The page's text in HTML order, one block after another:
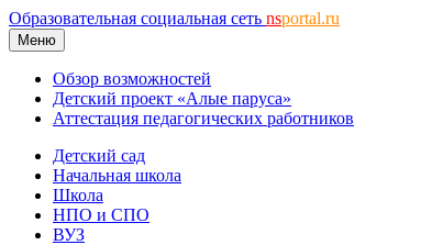
Образовательная социальная сеть nsportal.ru
Меню
Обзор возможностей
Детский проект «Алые паруса»
Аттестация педагогических работников
Детский сад
Начальная школа
Школа
НПО и СПО
ВУЗ